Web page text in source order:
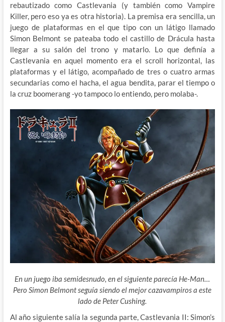
rebautizado como Castlevania (y también como Vampire
Killer, pero eso ya es otra historia). La premisa era sencilla, un
juego de plataformas en el que tipo con un látigo llamado
Simon Belmont se pateaba todo el castillo de Drácula hasta
llegar a su salón del trono y matarlo. Lo que definía a
Castlevania en aquel momento era el scroll horizontal, las
plataformas y el látigo, acompañado de tres o cuatro armas
secundarias como el hacha, el agua bendita, parar el tiempo o
la cruz boomerang -yo tampoco lo entiendo, pero molaba-.
En un juego iba semidesnudo, en el siguiente parecía He-Man…
Pero Simon Belmont seguía siendo el mejor cazavampiros a este
lado de Peter Cushing.
Al año siguiente salía la segunda parte, Castlevania II: Simon’s